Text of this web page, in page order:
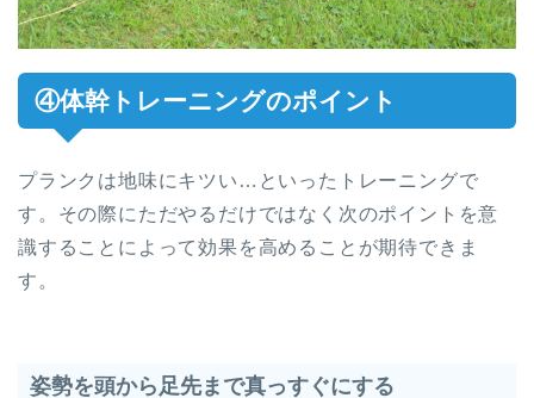
④体幹トレーニングのポイント
プランクは地味にキツい…といったトレーニングで
す。その際にただやるだけではなく次のポイントを意
識することによって効果を高めることが期待できま
す。
姿勢を頭から足先まで真っすぐにする